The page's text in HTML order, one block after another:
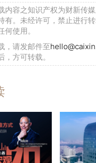
内容之知识产权为财新传
有。未经许可，禁止进行
何使用。
，请发邮件至
，方可转载。